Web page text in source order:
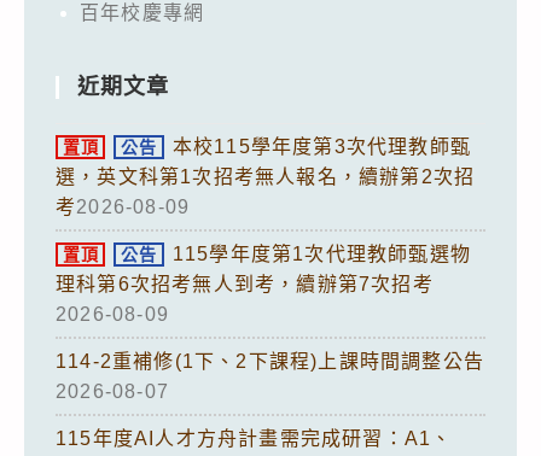
百年校慶專網
近期文章
置頂 公告
本校115學年度第3次代理教師甄
選，英文科第1次招考無人報名，續辦第2次招
考2026-08-09
置頂 公告
115學年度第1次代理教師甄選物
理科第6次招考無人到考，續辦第7次招考
2026-08-09
114-2重補修(1下、2下課程)上課時間調整公告
2026-08-07
115年度AI人才方舟計畫需完成研習：A1、